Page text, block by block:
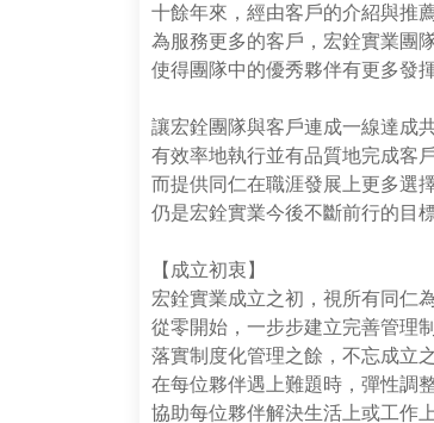
十餘年來，經由客戶的介紹與推
為服務更多的客戶，宏銓實業團
使得團隊中的優秀夥伴有更多發
讓宏銓團隊與客戶連成一線達成
有效率地執行並有品質地完成客
而提供同仁在職涯發展上更多選擇
仍是宏銓實業今後不斷前行的目
【成立初衷】
宏銓實業成立之初，視所有同仁
從零開始，一步步建立完善管理
落實制度化管理之餘，不忘成立
在每位夥伴遇上難題時，彈性調
協助每位夥伴解決生活上或工作